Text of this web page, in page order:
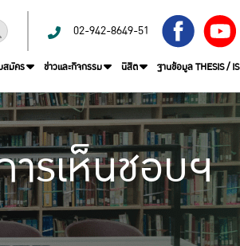
02-942-8649-51
สมัคร ข่าวและกิจกรรม นิสิต ฐานข้อมูล THESIS / IS
ารเห็นชอบฯ